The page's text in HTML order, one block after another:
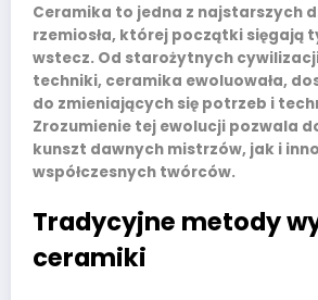
Ceramika to jedna z najstarszych
rzemiosła, której początki sięgają
wstecz. Od starożytnych
techniki, ceramika ewoluowała,
do zmieniających się potrzeb i
Zrozumienie tej ewolucji pozwala
kunszt dawnych mistrzów, jak i
współczesnych twórców.
Tradycyjne metody
ceramiki